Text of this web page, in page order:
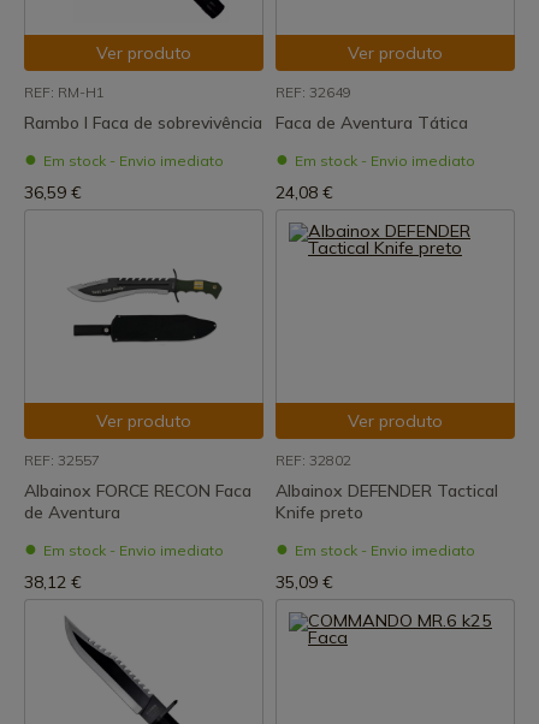
Ver produto
REF: RM-H1
Rambo I Faca de sobrevivência
Em stock - Envio imediato
36,59 €
Ver produto
REF: 32649
Faca de Aventura Tática
Em stock - Envio imediato
24,08 €
Ver produto
REF: 32557
Albainox FORCE RECON Faca
de Aventura
Em stock - Envio imediato
38,12 €
Ver produto
REF: 32802
Albainox DEFENDER Tactical
Knife preto
Em stock - Envio imediato
35,09 €